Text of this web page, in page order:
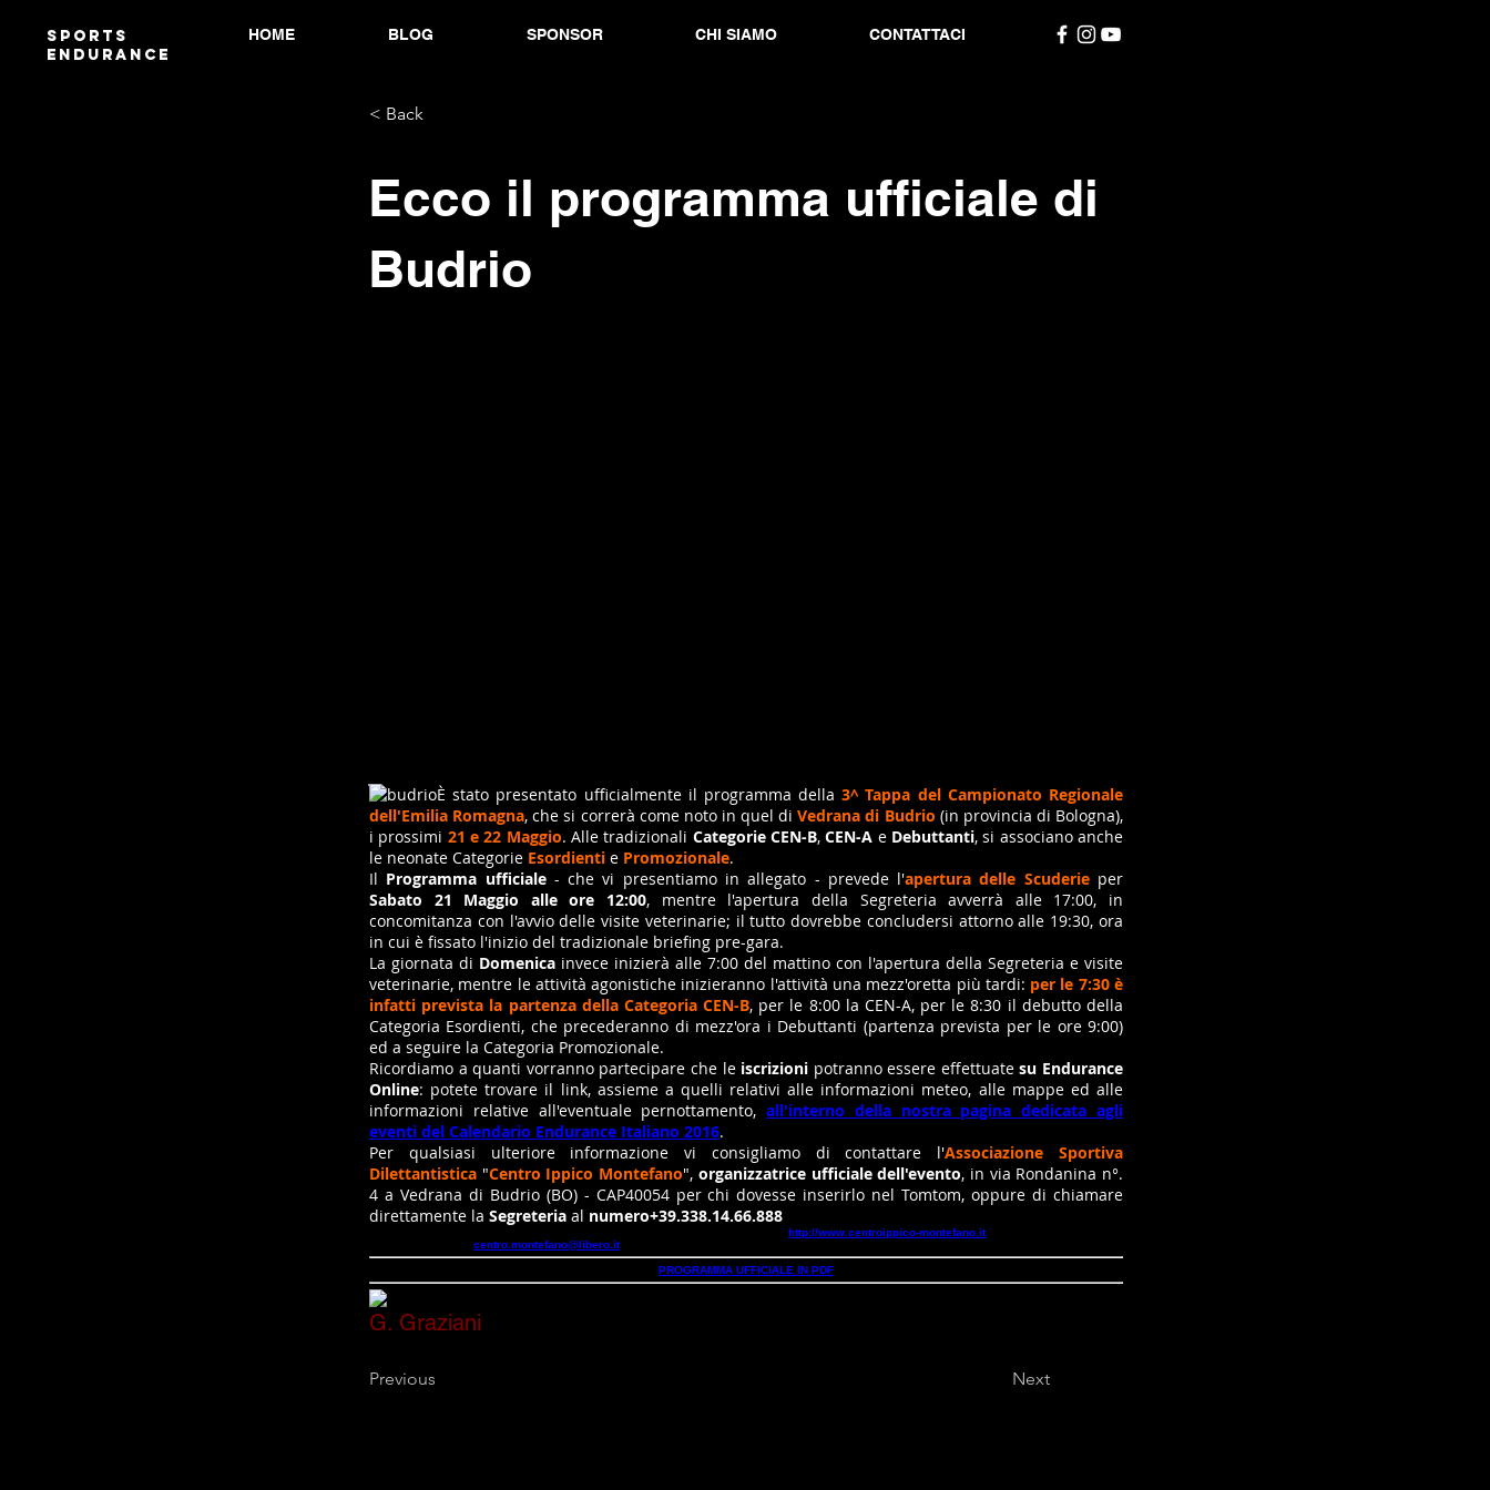
Sports
endurANCE
HOME BLOG SPONSOR CHI SIAMO CONTATTACI
< Back
Ecco il programma ufficiale di
Budrio
È stato presentato ufficialmente il programma della3^ Tappa del Campionato Regionale
dell'Emilia Romagna, che si correrà come noto in quel diVedrana di Budrio (in provincia di Bologna),
i prossimi 21 e 22 Maggio. Alle tradizionali Categorie CEN-B,CEN-A e Debuttanti, si associano anche
le neonate Categorie Esordienti e Promozionale.
Il Programma ufficiale- che vi presentiamo in allegato - prevede l'apertura delle Scuderieper
Sabato 21 Maggio alle ore 12:00, mentre l'apertura della Segreteria avverrà alle 17:00, in
concomitanza con l'avvio delle visite veterinarie; il tutto dovrebbe concludersi attorno alle 19:30, ora
in cui è fissato l'inizio del tradizionale briefing pre-gara.
La giornata di Domenica invece inizierà alle 7:00 del mattino con l'apertura della Segreteria e visite
veterinarie, mentre le attività agonistiche inizieranno l'attività una mezz'oretta più tardi: per le 7:30 è
infatti prevista la partenza della Categoria CEN-B, per le 8:00 la CEN-A, per le 8:30 il debutto della
Categoria Esordienti, che precederanno di mezz'ora i Debuttanti (partenza prevista per le ore 9:00)
ed a seguire la Categoria Promozionale.
Ricordiamo a quanti vorranno partecipare che le iscrizioni potranno essere effettuatesu Endurance
Online: potete trovare il link, assieme a quelli relativi alle informazioni meteo, alle mappe ed alle
informazioni relative all'eventuale pernottamento,all'interno della nostra pagina dedicata agli
eventi del Calendario Endurance Italiano 2016.
Per qualsiasi ulteriore informazione vi consigliamo di contattare l'Associazione Sportiva
Dilettantistica "Centro Ippico Montefano", organizzatrice ufficiale dell'evento, in via Rondanina n°.
4 a Vedrana di Budrio (BO) - CAP40054 per chi dovesse inserirlo nel Tomtom, oppure di chiamare
direttamente la Segreteria al numero+39.338.14.66.888
Ulteriori informazioni possono essere reperite anche sul sito internet del Centro,http://www.centroippico-montefano.ito richieste al loro indirizzo
centro.montefano@libero.it
PROGRAMMA UFFICIALE IN PDF
G. Graziani
Previous Next